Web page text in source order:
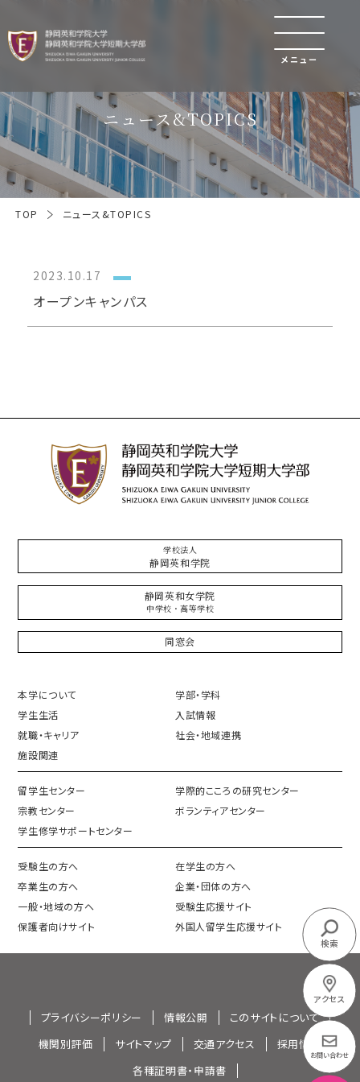
メニュー
検索
アクセス
お問い合わせ
ニュース&TOPICS
TOP ニュース&TOPICS
2023.10.17
オープンキャンパス
学校法人
静岡英和学院
静岡英和女学院
中学校・高等学校
同窓会
本学について
学部・学科
学生生活
入試情報
就職・キャリア
社会・地域連携
施設関連
留学生センター
学際的こころの研究センター
宗教センター
ボランティアセンター
学生修学サポートセンター
受験生の方へ
在学生の方へ
卒業生の方へ
企業・団体の方へ
一般・地域の方へ
受験生応援サイト
保護者向けサイト
外国人留学生応援サイト
プライバシーポリシー 情報公開
このサイトについて
機関別評価
サイトマップ 交通アクセス
採用情報
各種証明書・申請書